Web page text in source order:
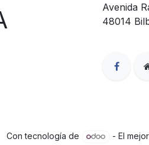
Avenida
48014
Con tecnología de - El mejor